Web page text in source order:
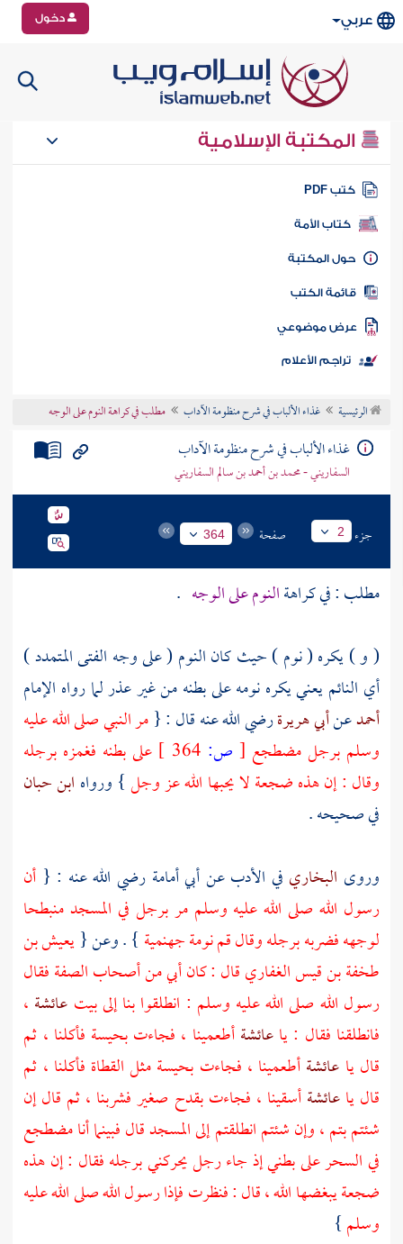
عربي دخول
المكتبة الإسلامية
كتب PDF
كتاب الأمة
المكتبة
الكتب
موضوعي
تراجم الأعلام
الرئيسية غذاء الألباب في شرح منظومة الآداب مطلب في كراهة النوم على الوجه
غذاء الألباب في شرح منظومة الآداب
السفاريني - محمد بن أحمد بن سالم السفاريني
جزء 2 صفحة 364
مطلب : في كراهةالنوم على الوجه .
( و ) يكره ( نوم ) حيث كان النوم ( على وجه الفتى المتمدد )
أي النائم يعني يكره نومه على بطنه من غير عذر لما رواه الإمام
أحمدعنأبي هريرةرضي الله عنه قال : {مر النبي صلى الله عليه
وسلم برجل مضطجع [ ص:
على بطنه فغمزه برجله
وقال : إن هذه ضجعة لا يحبها الله عز وجل} ورواه ابن حبان
في صحيحه .
وروى البخاري في الأدب عنأبي أمامةرضي الله عنه : { أن
رسول الله صلى الله عليه وسلم مر برجل في المسجد منبطحا
لوجهه فضربه برجله وقال قم نومة جهنمية } . وعن {يعيش بن
طخفة بن قيس الغفاريقال : كان أبي منأصحاب الصفةفقال
رسول الله صلى الله عليه وسلم : انطلقوا بنا إلى بيت عائشة ،
فانطلقنا فقال : ياعائشةأطعمينا ، فجاءت بحيسة فأكلنا ، ثم
قال يا عائشةأطعمينا ، فجاءت بحيسة مثل القطاة فأكلنا ، ثم
قال ياعائشةأسقينا ، فجاءت بقدح صغير فشربنا ، ثم قال إن
شئتم بتم ، وإن شئتم انطلقتم إلى المسجد قال فبينما أنا مضطجع
في السحر على بطني إذ جاء رجل يحركني برجله فقال : إن هذه
ضجعة يبغضها الله ، قال : فنظرت فإذا رسول الله صلى الله عليه
وسلم}